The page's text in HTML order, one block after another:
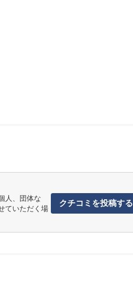
人、団体な
ていただく場
クチコミを投稿する